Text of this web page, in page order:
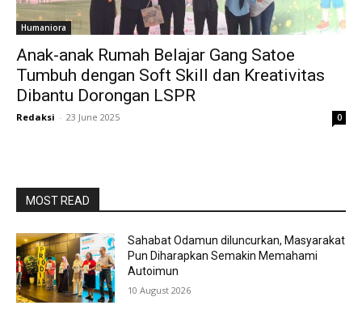
Humaniora
Anak-anak Rumah Belajar Gang Satoe
Tumbuh dengan Soft Skill dan Kreativitas
Dibantu Dorongan LSPR
Redaksi - 23 June 2025 0
MOST READ
Sahabat Odamun diluncurkan, Masyarakat
Pun Diharapkan Semakin Memahami
Autoimun
10 August 2026